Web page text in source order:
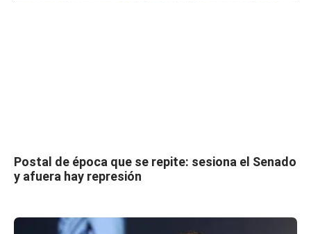
Postal de época que se repite: sesiona el Senado
y afuera hay represión